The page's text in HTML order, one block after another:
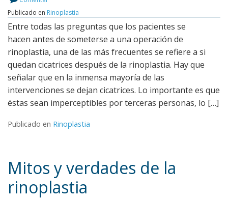
Leer más
Publicado en Rinoplastia
Entre todas las preguntas que los pacientes se
hacen antes de someterse a una operación de
rinoplastia, una de las más frecuentes se refiere a si
quedan cicatrices después de la rinoplastia. Hay que
señalar que en la inmensa mayoría de las
intervenciones se dejan cicatrices. Lo importante es que
éstas sean imperceptibles por terceras personas, lo […]
Publicado en Rinoplastia
Mitos y verdades de la
rinoplastia